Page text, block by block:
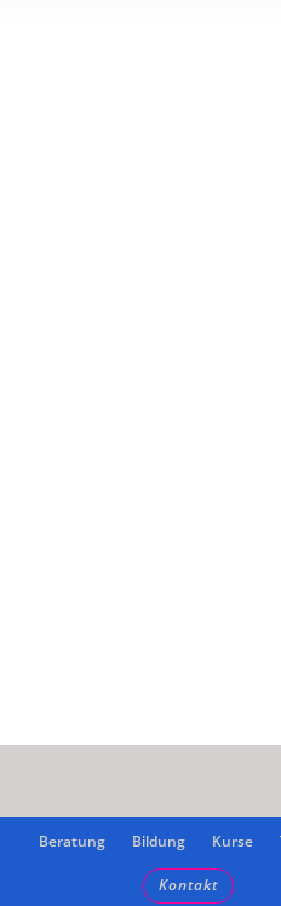
Beratung Bildung Kurse
Kontakt